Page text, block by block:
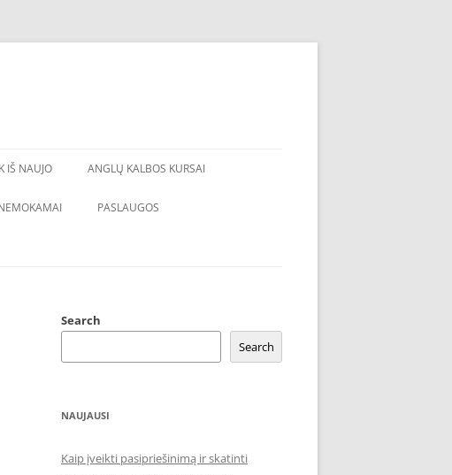
IŠ NAUJO ANGLŲ KALBOS KURSAI
PASLAUGOS
Search
Search
NAUJAUSI
Kaip įveikti pasipriešinimą ir skatinti